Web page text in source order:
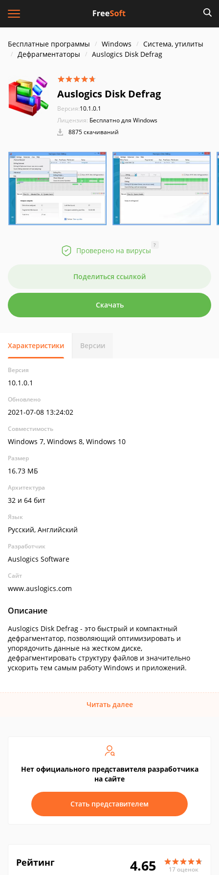
Бесплатные программы Windows
Система, утилиты
Дефрагментаторы
Auslogics Disk Defrag
Auslogics Disk Defrag
Версия:10.1.0.1
Лицензия: Бесплатно для Windows
8875 скачиваний
Проверено на вирусы
?
Поделиться ссылкой
Скачать
Характеристики Версии
Версия
10.1.0.1
Обновлено
2021-07-08 13:24:02
Совместимость
Windows 7, Windows 8, Windows 10
Размер
16.73 МБ
Архитектура
32 и 64 бит
Язык
Русский, Английский
Разработчик
Auslogics Software
Сайт
www.auslogics.com
Описание
Auslogics Disk Defrag - это быстрый и компактный
дефрагментатор, позволяющий оптимизировать и
упорядочить данные на жестком диске,
дефрагментировать структуру файлов и значительно
ускорить тем самым работу Windows и приложений.
Читать далее
Нет официального представителя разработчика
на сайте
Стать представителем
Рейтинг 4.65 17 оценок